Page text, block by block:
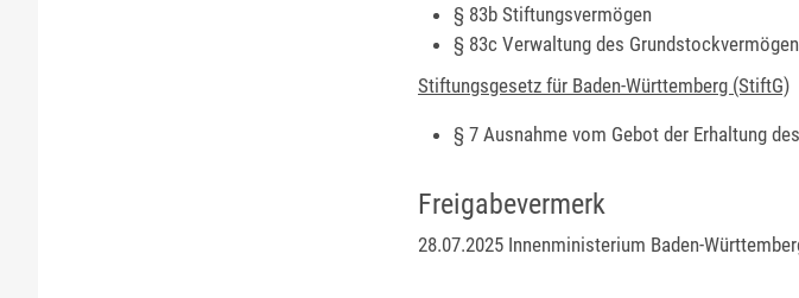
§ 83b Stiftungsvermögen
§ 83c Verwaltung des
Stiftungsgesetz für Baden-Württemberg (StiftG)
§ 7 Ausnahme vom Gebot der Erhaltung
Freigabevermerk
28.07.2025 Innenministerium Baden-